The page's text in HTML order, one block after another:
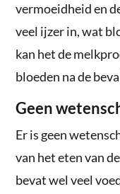
vermoeidheid en
veel ijzer in, wat
kan het de
bloeden na de
Geen
Er is geen
van het eten van
bevat wel veel